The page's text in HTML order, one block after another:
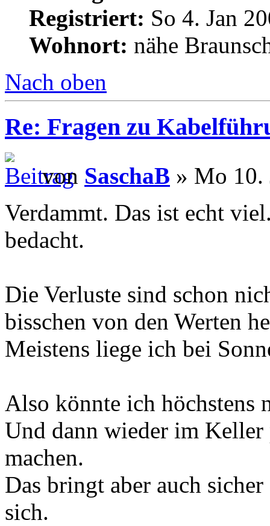
Registriert: So 4. Jan
Wohnort: nähe
Nach oben
Re: Fragen zu
von SaschaB » Mo 10.
Verdammt. Das ist echt
bedacht.
Die Verluste sind schon
bisschen von den Werten
Meistens liege ich bei
Also könnte ich höchstens
Und dann wieder im
machen.
Das bringt aber auch
sich.